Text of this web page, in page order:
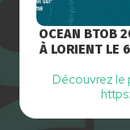
OCEAN BTOB
À LORIENT LE
Découvrez le